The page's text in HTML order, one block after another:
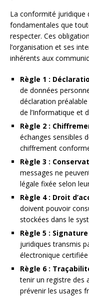
La conformité juridique
fondamentales que
respecter. Ces
l’organisation et ses
inhérents aux
Règle 1 :
de données
déclaration
de l’Informatique et
Règle 2 :
échanges sensibles
chiffrement
Règle 3 :
messages ne
légale fixée selon
Règle 4 : Droit
doivent pouvoir
stockées dans le
Règle 5 :
juridiques transmis
électronique certifiée
Règle 6 :
tenir un registre des
prévenir les usages